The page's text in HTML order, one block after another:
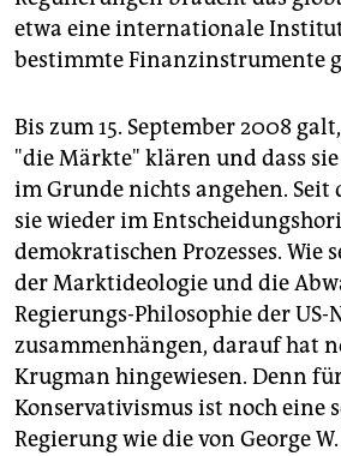
etwa eine internationale
bestimmte Finanzinstrumente
Bis zum 15. September 2008
"die Märkte" klären und dass
im Grunde nichts angehen. Seit
sie wieder im
demokratischen Prozesses. Wie
der Marktideologie und die
Regierungs-Philosophie der US-
zusammenhängen, darauf hat
Krugman hingewiesen. Denn
Konservativismus ist noch eine
Regierung wie die von George